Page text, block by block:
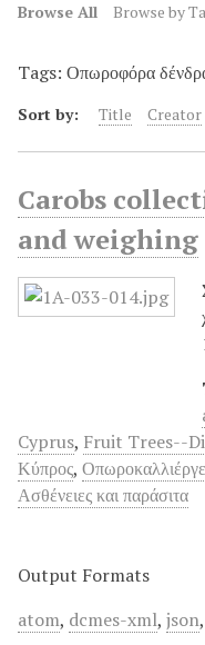
Browse All Browse by
Tags: Οπωροφόρα
Sort by: Title Creator
Carobs
and weighing
Cyprus, Fruit Trees--
Κύπρος,
Ασθένειες και παράσιτα
Output Formats
atom, dcmes-xml, json,